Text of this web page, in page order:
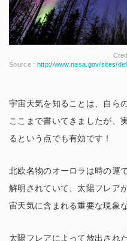
Source : http://www.nasa.gov/sites/
宇宙天気を知ることは、自ら
ここまで書いてきましたが、
るという点でも有効です！
北欧名物のオーロラは時の運
解明されていて、太陽フレア
宙天気に含まれる重要な現象
太陽フレアによって放出され